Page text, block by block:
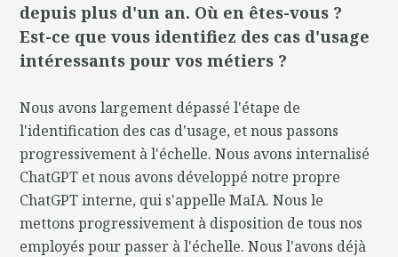
depuis plus d'un an. Où en êtes-vous ?
Est-ce que vous identifiez des cas d'usage
intéressants pour vos métiers ?
Nous avons largement dépassé l'étape de
l'identification des cas d'usage, et nous passons
progressivement à l'échelle. Nous avons internalisé
ChatGPT et nous avons développé notre propre
ChatGPT interne, qui s'appelle MaIA. Nous le
mettons progressivement à disposition de tous nos
employés pour passer à l'échelle. Nous l'avons déjà